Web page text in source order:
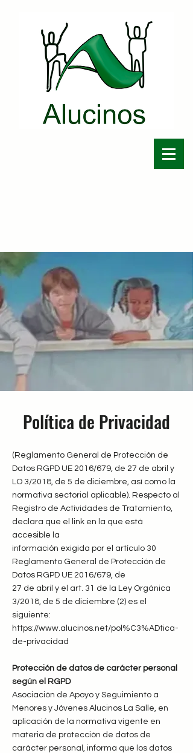
Política de Privacidad
(Reglamento General de Protección de
Datos RGPD UE 2016/679, de 27 de abril y
LO 3/2018, de 5 de diciembre, así como la
normativa sectorial aplicable). Respecto al
Registro de Actividades de Tratamiento,
declara que el link en la que está
accesible la
información exigida por el artículo 30
Reglamento General de Protección de
Datos RGPD UE 2016/679, de
27 de abril y el art. 31 de la Ley Orgánica
3/2018, de 5 de diciembre (2) es el
siguiente:
https://www.alucinos.net/pol%C3%ADtica-
de-privacidad
Protección de datos de carácter personal
según el RGPD
Asociación de Apoyo y Seguimiento a
Menores y Jóvenes Alucinos La Salle, en
aplicación de la normativa vigente en
materia de protección de datos de
carácter personal, informa que los datos